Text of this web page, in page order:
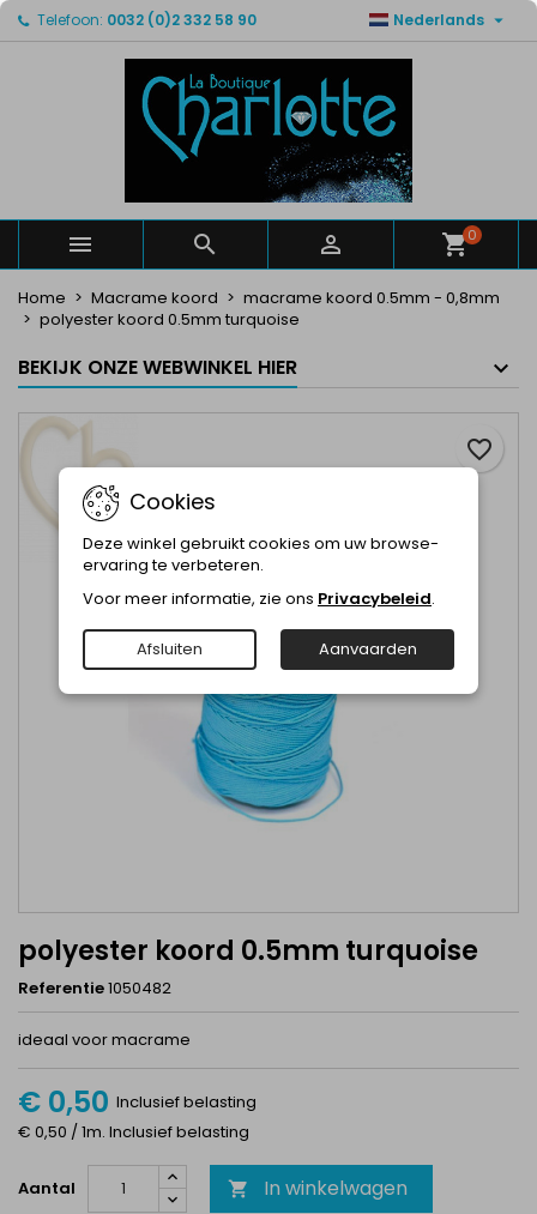
Telefoon: 0032 (0)2 332 58 90 Nederlands 
   0
Home Macrame koord
macrame koord 0.5mm - 0,8mm
polyester koord 0.5mm turquoise
BEKIJK ONZE WEBWINKEL HIER
polyester koord 0.5mm turquoise
Referentie1050482
ideaal voor macrame
€ 0,50 Inclusief belasting
€ 0,50 / 1m. Inclusief belasting
Aantal  In winkelwagen
favorite_border
Mijn verlanglijsten ×
Maak een lijst
Maak een verlanglijst ×
Verlanglijst naam
Annuleren Maak een verlanglijst
Inloggen ×
U moet ingelogd zijn om producten in uw verlanglijst
Annuleren Inloggen
Cookies
Deze winkel gebruikt cookies om uw browse-
ervaring te verbeteren.
Voor meer informatie, zie ons Privacybeleid.
Afsluiten Aanvaarden